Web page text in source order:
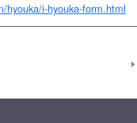
hyouka/i-hyouka-form.html